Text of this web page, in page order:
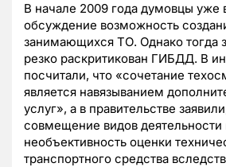
В начале 2009 года думовцы уже
обсуждение возможность
занимающихся ТО. Однако тогда
резко раскритикован ГИБДД. В
посчитали, что «сочетание
является навязыванием
услуг», а в правительстве
совмещение видов
необъективность оценки
транспортного средства